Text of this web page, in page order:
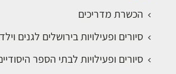
הכשרת מדריכים
סיורים ופעילויות בירושלים לגנים
סיורים ופעילויות לבתי הספר